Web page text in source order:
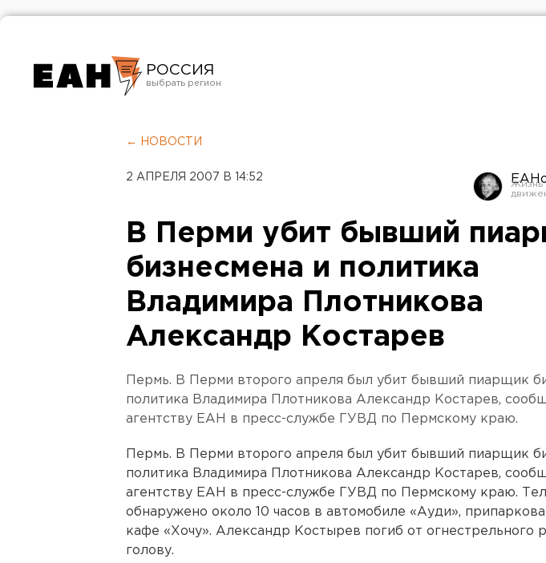
РОССИЯ
Челябинск
← НОВОСТИ
2 АПРЕЛЯ 2007 В 14:52
В Перми убит бывший
бизнесмена и политика
Владимира Плотникова
Александр Костарев
Пермь. В Перми второго апреля был убит бывший пиарщик
политика Владимира Плотникова Александр Костарев,
агентству ЕАН в пресс-службе ГУВД по Пермскому краю.
Пермь. В Перми второго апреля был убит бывший пиарщик
политика Владимира Плотникова Александр Костарев,
агентству ЕАН в пресс-службе ГУВД по Пермскому краю.
обнаружено около 10 часов в автомобиле «Ауди»,
кафе «Хочу». Александр Костырев погиб от огнестрельного
голову.